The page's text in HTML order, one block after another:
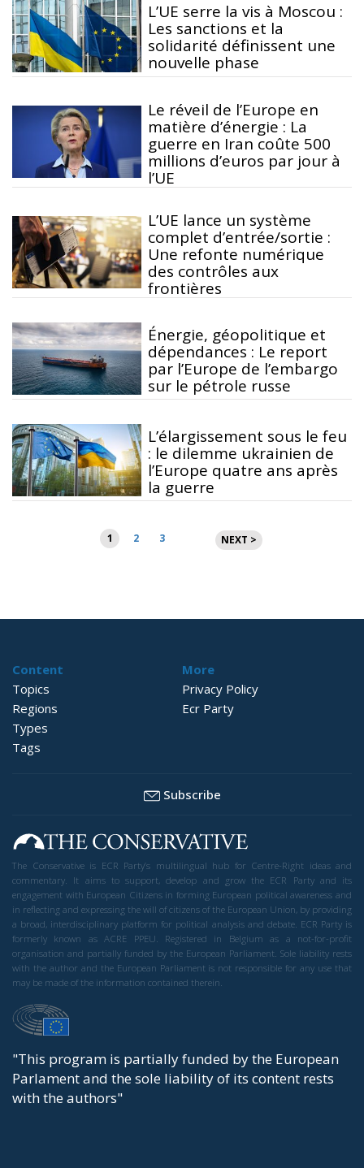
L’UE serre la vis à Moscou :
Les sanctions et la
solidarité définissent une
nouvelle phase
Le réveil de l’Europe en
matière d’énergie : La
guerre en Iran coûte 500
millions d’euros par jour à
l’UE
L’UE lance un système
complet d’entrée/sortie :
Une refonte numérique
des contrôles aux
frontières
Énergie, géopolitique et
dépendances : Le report
par l’Europe de l’embargo
sur le pétrole russe
L’élargissement sous le feu
: le dilemme ukrainien de
l’Europe quatre ans après
la guerre
Pagination
des
1 2 3 NEXT >
Content
Topics
Regions
Types
Tags
More
Privacy Policy
Ecr Party
Subscribe
The Conservative is ECR Party’s multilingual hub for Centre-Right ideas and
commentary. It aims to support, develop and grow the ECR Party and its
engagement with European Citizens in forming European political awareness and
in reflecting and expressing the will of citizens of the European Union, by providing
a broad, interdisciplinary platform for political analysis and debate. ECR Party is
formerly known as ACRE PPEU. Registered in Belgium as a not-for-profit
organisation and partially funded by the European Parliament. Sole liability rests
with the author and the European Parliament is not responsible for any use that
may be made of the information contained therein.
"This program is partially funded by the European
Parlament and the sole liability of its content rests
with the authors"